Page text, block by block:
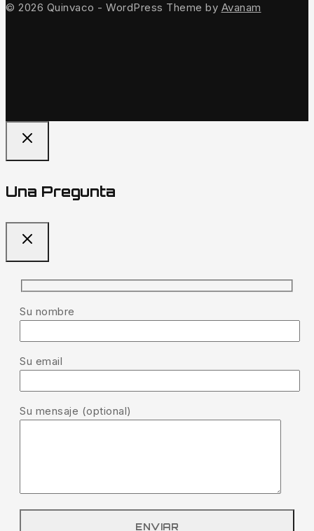
© 2026 Quinvaco - WordPress Theme by Avanam
Una Pregunta
Su nombre
Su email
Su mensaje (optional)